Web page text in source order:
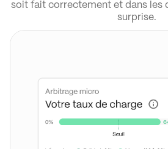
soit fait correctement et dans les
surprise.